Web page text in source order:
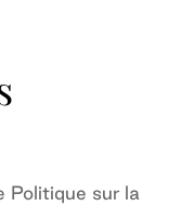
Politique sur la